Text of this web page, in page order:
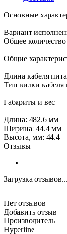
Основные
Вариант
Общее количество
Общие
Длина кабеля
Тип вилки кабеля
Габариты и вес
Длина: 482.6 мм
Ширина: 44.4 мм
Высота, мм: 44.4
Отзывы
Загрузка отзывов...
Нет отзывов
Добавить отзыв
Производитель
Hyperline